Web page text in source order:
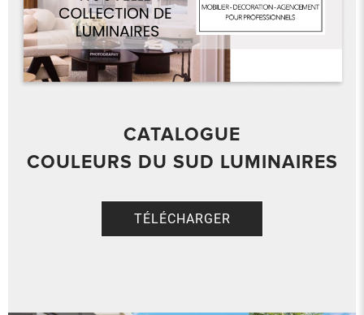
CATALOGUE
COULEURS DU SUD LUMINAIRES
TÉLÉCHARGER